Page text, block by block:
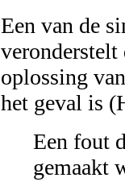
Een van de
veronderstelt
oplossing
het geval is
Een fout
gemaakt